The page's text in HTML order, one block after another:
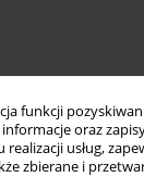
funkcji
oraz
usług,
zbierane i